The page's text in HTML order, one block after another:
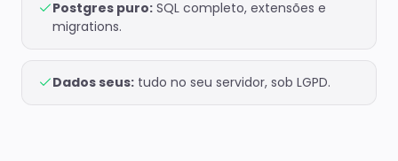
Postgres puro: SQL completo, extensões e
migrations.
Dados seus: tudo no seu servidor, sob LGPD.